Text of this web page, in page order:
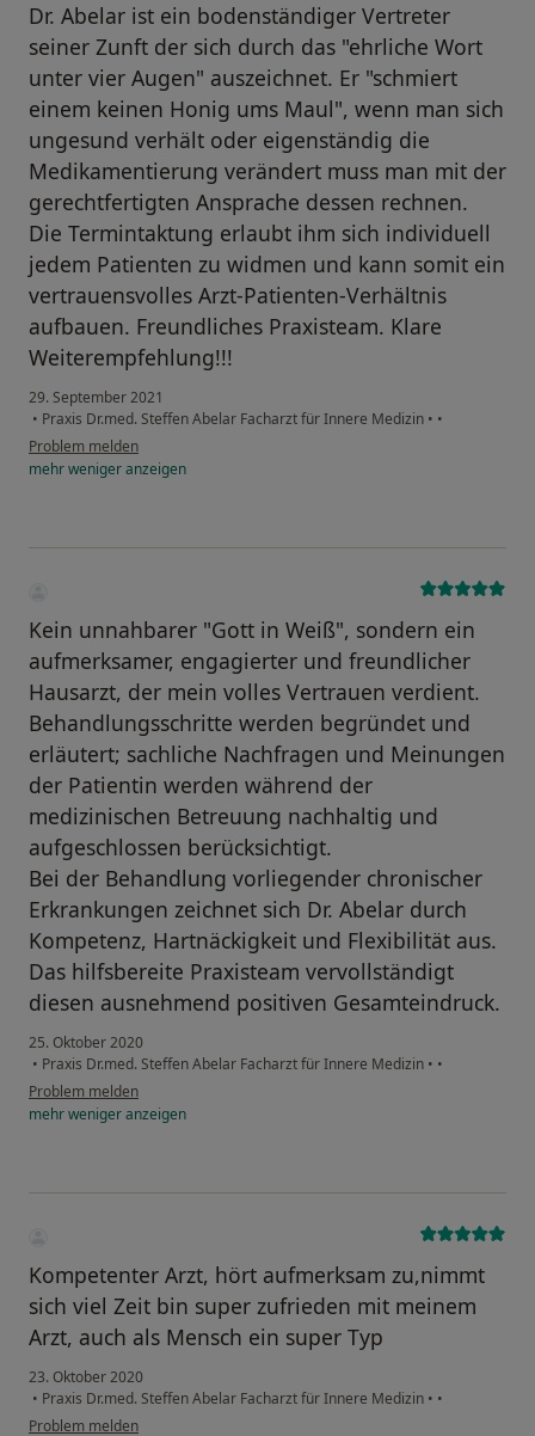
Dr. Abelar ist ein bodenständiger Vertreter
seiner Zunft der sich durch das "ehrliche Wort
unter vier Augen" auszeichnet. Er "schmiert
einem keinen Honig ums Maul", wenn man sich
ungesund verhält oder eigenständig die
Medikamentierung verändert muss man mit der
gerechtfertigten Ansprache dessen rechnen.
Die Termintaktung erlaubt ihm sich individuell
jedem Patienten zu widmen und kann somit ein
vertrauensvolles Arzt-Patienten-Verhältnis
aufbauen. Freundliches Praxisteam. Klare
Weiterempfehlung!!!
29. September 2021
• Praxis Dr.med. Steffen Abelar Facharzt für Innere Medizin • •
Problem melden
mehrwenigeranzeigen
Kein unnahbarer "Gott in Weiß", sondern ein
aufmerksamer, engagierter und freundlicher
Hausarzt, der mein volles Vertrauen verdient.
Behandlungsschritte werden begründet und
erläutert; sachliche Nachfragen und Meinungen
der Patientin werden während der
medizinischen Betreuung nachhaltig und
aufgeschlossen berücksichtigt.
Bei der Behandlung vorliegender chronischer
Erkrankungen zeichnet sich Dr. Abelar durch
Kompetenz, Hartnäckigkeit und Flexibilität aus.
Das hilfsbereite Praxisteam vervollständigt
diesen ausnehmend positiven Gesamteindruck.
25. Oktober 2020
• Praxis Dr.med. Steffen Abelar Facharzt für Innere Medizin • •
Problem melden
mehrwenigeranzeigen
Kompetenter Arzt, hört aufmerksam zu,nimmt
sich viel Zeit bin super zufrieden mit meinem
Arzt, auch als Mensch ein super Typ
23. Oktober 2020
• Praxis Dr.med. Steffen Abelar Facharzt für Innere Medizin • •
Problem melden